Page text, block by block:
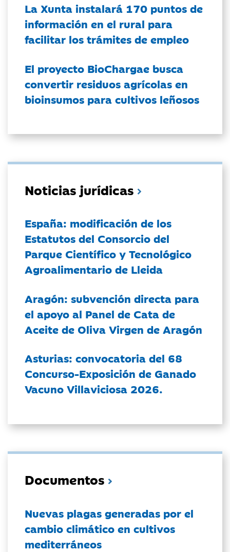
La Xunta instalará 170 puntos de
información en el rural para
facilitar los trámites de empleo
El proyecto BioChargae busca
convertir residuos agrícolas en
bioinsumos para cultivos leñosos
Noticias jurídicas
España: modificación de los
Estatutos del Consorcio del
Parque Científico y Tecnológico
Agroalimentario de Lleida
Aragón: subvención directa para
el apoyo al Panel de Cata de
Aceite de Oliva Virgen de Aragón
Asturias: convocatoria del 68
Concurso-Exposición de Ganado
Vacuno Villaviciosa 2026.
Documentos
Nuevas plagas generadas por el
cambio climático en cultivos
mediterráneos